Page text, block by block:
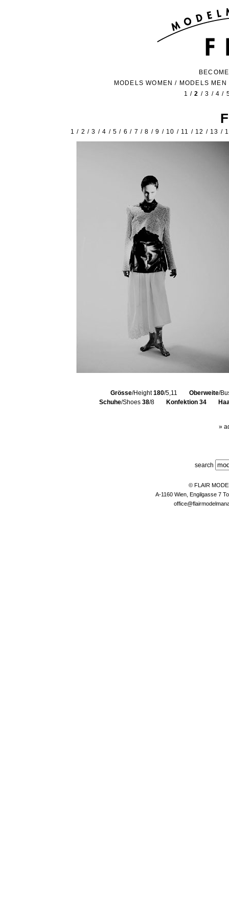
MODELS WOMEN / MODELS MEN
1 /2 /3 /4 /
1 / 2 /3 /4 /5 / 6 / 7 /8 /9 / 10 / 11 / 12 / 13 /
Grösse/Height180/5,11 Oberweite/
Schuhe/Shoes 38/8 Konfektion 34
»
search
© FLAIR
A-1160 Wien, Engilgasse 7